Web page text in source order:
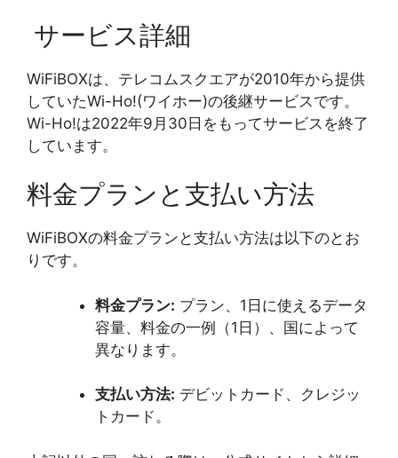
サービス詳細
WiFiBOXは、テレコムスクエアが2010年から提供
していたWi-Ho!(ワイホー)の後継サービスです。
Wi-Ho!は2022年9月30日をもってサービスを終了
しています。
料金プランと支払い方法
WiFiBOXの料金プランと支払い方法は以下のとお
りです。
料金プラン: プラン、1日に使えるデータ
容量、料金の一例（1日）、国によって
異なります。
支払い方法: デビットカード、クレジッ
トカード。